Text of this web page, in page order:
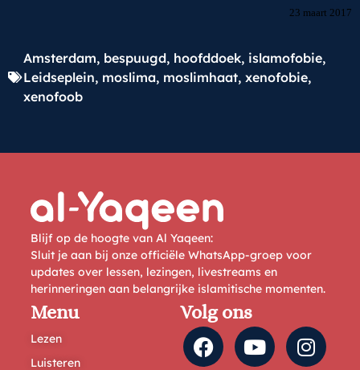
23 maart 2017
Amsterdam, bespuugd, hoofddoek, islamofobie,
Leidseplein, moslima, moslimhaat, xenofobie,
xenofoob
Blijf op de hoogte van Al Yaqeen:
Sluit je aan bij onze officiële WhatsApp-groep voor
updates over lessen, lezingen, livestreams en
herinneringen aan belangrijke islamitische momenten.
Menu
Lezen
Luisteren
Volg ons